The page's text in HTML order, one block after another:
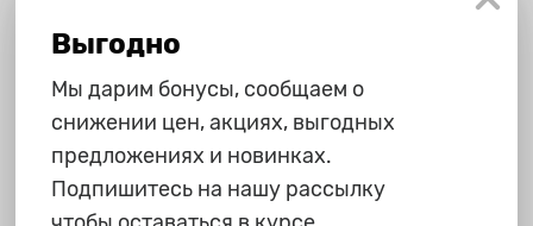
Solarx S, 12SMD, биполяр., 2 шт
star_borderstar_borderstar_borderstar_borderstar_border
- +
Выгодно
Мы дарим бонусы, сообщаем о
снижении цен, акциях, выгодных
предложениях и новинках.
Подпишитесь на нашу рассылку